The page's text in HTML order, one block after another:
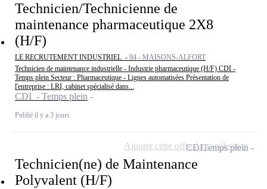
Technicien/Technicienne de
maintenance pharmaceutique 2X8
(H/F)
LE RECRUTEMENT INDUSTRIEL - 94 - MAISONS-ALFORT
Technicien de maintenance industrielle - Industrie pharmaceutique (H/F) CDI -
Temps plein Secteur : Pharmaceutique - Lignes automatisées Présentation de
l'entreprise : LRI, cabinet spécialisé dans...
CDI - Temps plein
Publié il y a 3 jours
Technicien(ne) de Maintenance
Polyvalent (H/F)
CDITemps plein
Ajouter cette offre à ma sélection